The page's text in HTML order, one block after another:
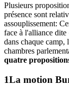
Plusieurs
présence sont
assouplissement:
face à l'alliance
dans chaque camp,
chambres
quatre
La motion